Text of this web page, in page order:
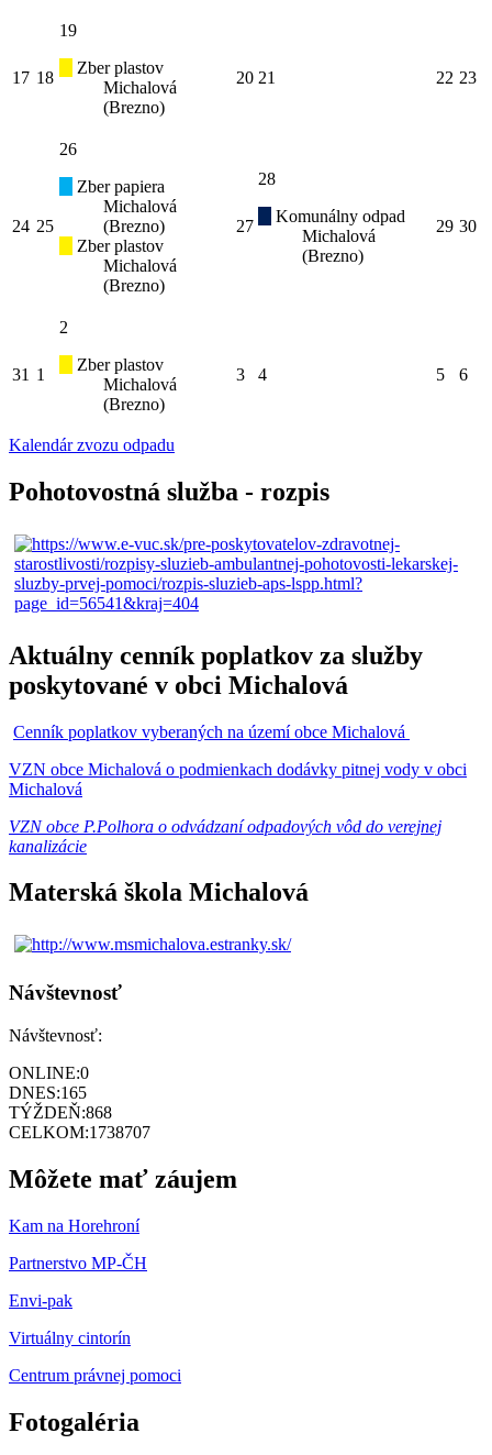
17 18
19
Zber plastov
Michalová
(Brezno)
20 21 22 23
24 25
26
Zber papiera
Michalová
(Brezno)
Zber plastov
Michalová
(Brezno)
27
28
Komunálny odpad
Michalová
(Brezno)
29 30
31 1
2
Zber plastov
Michalová
(Brezno)
3 4 5 6
Kalendár zvozu odpadu
Pohotovostná služba - rozpis
Aktuálny cenník poplatkov za služby
poskytované v obci Michalová
Cenník poplatkov vyberaných na území obce Michalová
VZN obce Michalová o podmienkach dodávky pitnej vody v obci
Michalová
VZN obce P.Polhora o odvádzaní odpadových vôd do verejnej
kanalizácie
Materská škola Michalová
Návštevnosť
Návštevnosť:
ONLINE:0
DNES:165
TÝŽDEŇ:868
CELKOM:1738707
Môžete mať záujem
Kam na Horehroní
Partnerstvo MP-ČH
Envi-pak
Virtuálny cintorín
Centrum právnej pomoci
Fotogaléria